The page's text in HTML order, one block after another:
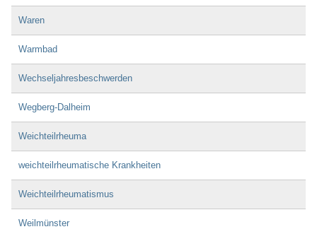
Waren
Warmbad
Wechseljahresbeschwerden
Wegberg-Dalheim
Weichteilrheuma
weichteilrheumatische Krankheiten
Weichteilrheumatismus
Weilmünster